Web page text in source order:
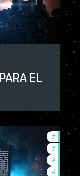
EL
#new-
#
#offers
#in-